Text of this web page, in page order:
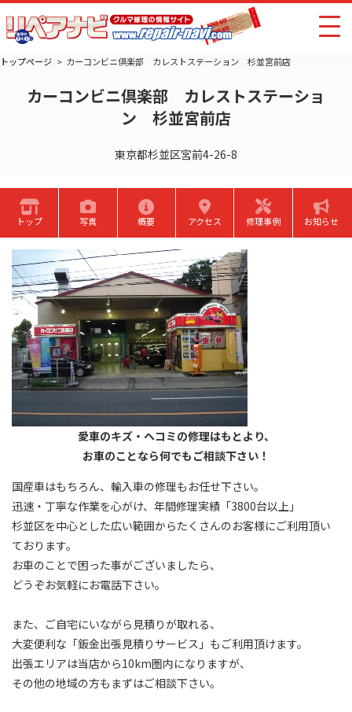
トップページ カーコンビニ倶楽部 カレストステーション 杉並宮前店
カーコンビニ倶楽部 カレストステーショ
ン 杉並宮前店
東京都杉並区宮前4-26-8
トップ 写真 概要 アクセス 修理事例 お知らせ
愛車のキズ・ヘコミの修理はもとより、
お車のことなら何でもご相談下さい！
国産車はもちろん、輸入車の修理もお任せ下さい。
迅速・丁寧な作業を心がけ、年間修理実績「3800台以上」
杉並区を中心とした広い範囲からたくさんのお客様にご利用頂い
ております。
お車のことで困った事がございましたら、
どうぞお気軽にお電話下さい。
また、ご自宅にいながら見積りが取れる、
大変便利な「鈑金出張見積りサービス」もご利用頂けます。
出張エリアは当店から10km圏内になりますが、
その他の地域の方もまずはご相談下さい。